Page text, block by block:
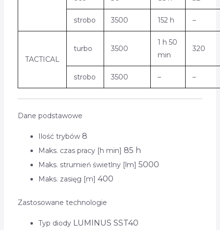
strobo 3500 152 h –
TACTICAL
turbo 3500
1 h 50
min
320
strobo 3500 – –
Dane podstawowe
Ilość trybów 8
Maks. czas pracy [h min] 85 h
Maks. strumień świetlny [lm] 5000
Maks. zasięg [m] 400
Zastosowane technologie
Typ diody LUMINUS SST40